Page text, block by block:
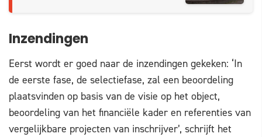
Inzendingen
Eerst wordt er goed naar de inzendingen gekeken: ‘In
de eerste fase, de selectiefase, zal een beoordeling
plaatsvinden op basis van de visie op het object,
beoordeling van het financiële kader en referenties van
vergelijkbare projecten van inschrijver’, schrijft het